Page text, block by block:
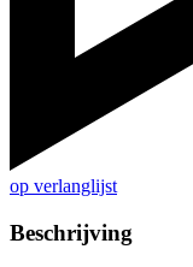
op verlanglijst
Beschrijving